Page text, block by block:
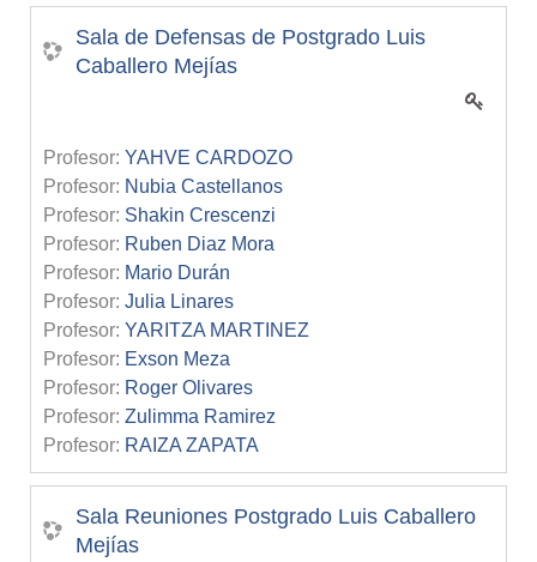
Sala de Defensas de Postgrado Luis
Caballero Mejías
Profesor: YAHVE CARDOZO
Profesor: Nubia Castellanos
Profesor: Shakin Crescenzi
Profesor: Ruben Diaz Mora
Profesor: Mario Durán
Profesor: Julia Linares
Profesor: YARITZA MARTINEZ
Profesor: Exson Meza
Profesor: Roger Olivares
Profesor: Zulimma Ramirez
Profesor: RAIZA ZAPATA
Sala Reuniones Postgrado Luis Caballero
Mejías